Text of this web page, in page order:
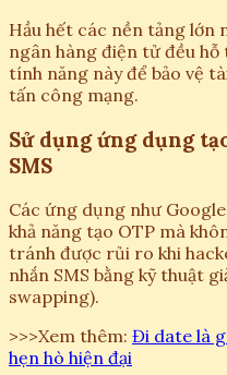
Hầu hết các nền tảng lớn
ngân hàng điện tử đều
tính năng này để bảo vệ
tấn công mạng.
Sử dụng ứng dụng
SMS
Các ứng dụng như
khả năng tạo OTP mà
tránh được rủi ro khi
nhắn SMS bằng kỹ thuật
swapping).
>>>Xem thêm: Đi date là
hẹn hò hiện đại